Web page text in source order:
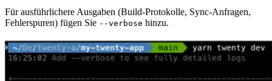
Für ausführlichere Ausgaben (Build-Protokolle, Sync-Anfragen,
Fehlerspuren) fügen Sie --verbose hinzu.